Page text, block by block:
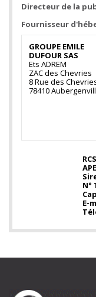
Directeur de la
Fournisseur
GROUPE EMILE
DUFOUR SAS
Ets ADREM
ZAC des Chevries
8 Rue des
78410
N°
E-